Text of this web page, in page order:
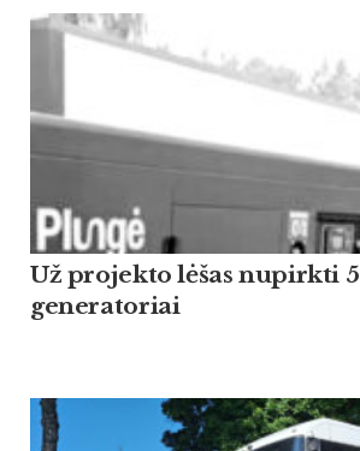
Už projekto lėšas nupirkti 5
generatoriai